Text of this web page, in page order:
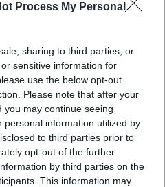
Process My Personal
sharing to third parties, or
sensitive information for
use the below opt-out
Please note that after your
may continue seeing
personal information utilized by
to third parties prior to
opt-out of the further
by third parties on the
This information may
cu 5,8% într-o lună.
pun presiune pe